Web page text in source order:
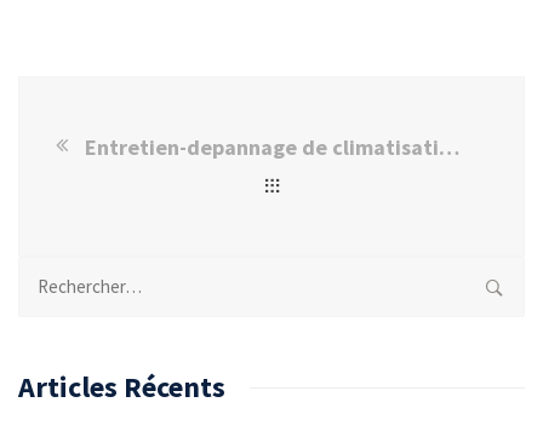
Entretien-depannage de climatisation et pompe a chaleur Toshiba
Rechercher :
Articles Récents